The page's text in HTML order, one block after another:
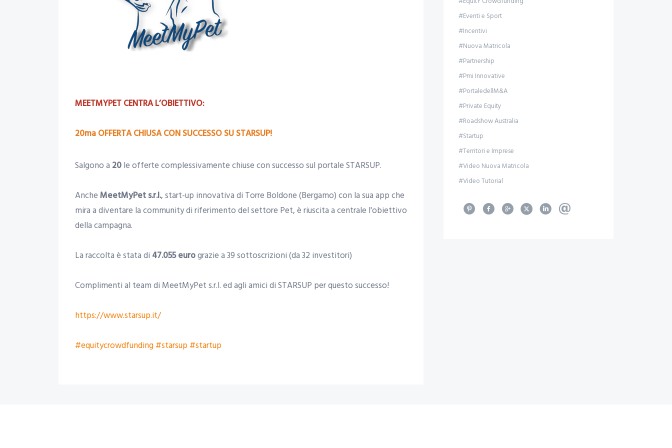
MEETMYPET CENTRA L’OBIETTIVO:
20ma OFFERTA CHIUSA CON SUCCESSO SU STARSUP!
Salgono a 20 le offerte complessivamente chiuse con successo sul portale STARSUP.
Anche MeetMyPet s.r.l., start-up innovativa di Torre Boldone (Bergamo) con la sua app che
mira a diventare la community di riferimento del settore Pet, è riuscita a centrale l'obiettivo
della campagna.
La raccolta è stata di 47.055 eurograzie a 39 sottoscrizioni (da 32 investitori)
Complimenti al team di MeetMyPet s.r.l. ed agli amici di STARSUP per questo successo!
https://www.starsup.it/
#equitycrowdfunding #starsup #startup
#Eventi e Sport
#Incentivi
#Nuova Matricola
#Partnership
#Pmi Innovative
#PortaledellM&A
#Private Equity
#Roadshow Australia
#Startup
#Territori e Imprese
#Video Nuova Matricola
#Video Tutorial